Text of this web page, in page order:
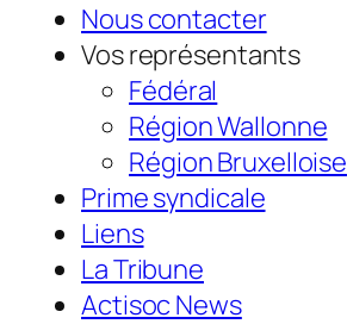
Nous contacter
Vos représentants
Fédéral
Région Wallonne
Région Bruxelloise
Prime syndicale
Liens
La Tribune
Actisoc News